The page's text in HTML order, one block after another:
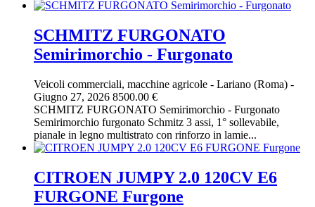
SCHMITZ FURGONATO
Semirimorchio - Furgonato
Veicoli commerciali, macchine agricole - Lariano (Roma) -
Giugno 27, 2026 8500.00 €
SCHMITZ FURGONATO Semirimorchio - Furgonato
Semirimorchio furgonato Schmitz 3 assi, 1° sollevabile,
pianale in legno multistrato con rinforzo in lamie...
CITROEN JUMPY 2.0 120CV E6
FURGONE Furgone